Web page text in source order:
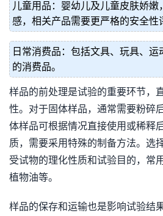
儿童用品：婴幼儿及儿童皮肤娇嫩
感，相关产品需要更严格的安全性
日常消费品：包括文具、玩具、
的消费品。
样品的前处理是试验的重要环节，
性。对于固体样品，通常需要粉碎
体样品可根据情况直接使用或稀释
质，需要采用特殊的制备方法。选
受试物的理化性质和试验目的，常
植物油等。
样品的保存和运输也是影响试验结